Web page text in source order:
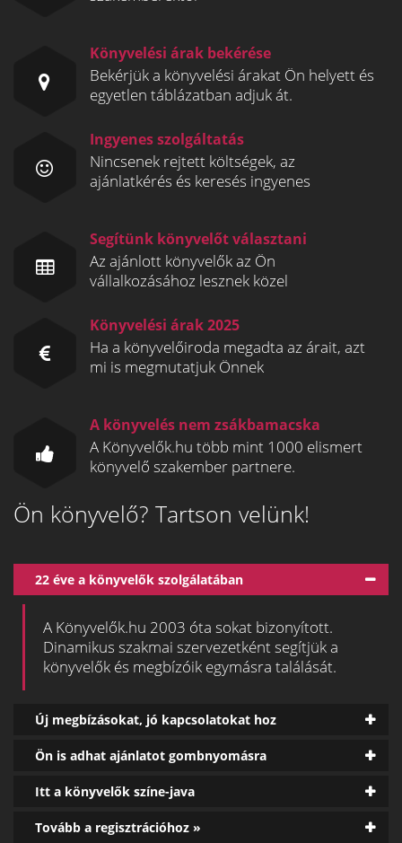
Könyvelési árak bekérése
Bekérjük a könyvelési árakat Ön helyett és
egyetlen táblázatban adjuk át.
Ingyenes szolgáltatás
Nincsenek rejtett költségek, az
ajánlatkérés és keresés ingyenes
Segítünk könyvelőt választani
Az ajánlott könyvelők az Ön
vállalkozásához lesznek közel
Könyvelési árak 2025
Ha a könyvelőiroda megadta az árait, azt
mi is megmutatjuk Önnek
A könyvelés nem zsákbamacska
A Könyvelők.hu több mint 1000 elismert
könyvelő szakember partnere.
Ön könyvelő? Tartson velünk!
22 éve a könyvelők szolgálatában
A Könyvelők.hu 2003 óta sokat bizonyított.
Dinamikus szakmai szervezetként segítjük a
könyvelők és megbízóik egymásra találását.
Új megbízásokat, jó kapcsolatokat hoz
Ön is adhat ajánlatot gombnyomásra
Itt a könyvelők színe-java
Tovább a regisztrációhoz »